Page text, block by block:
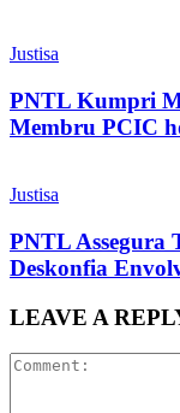
Justisa
PNTL Kumpri
Membru PCIC
Justisa
PNTL Assegura
Deskonfia
LEAVE A